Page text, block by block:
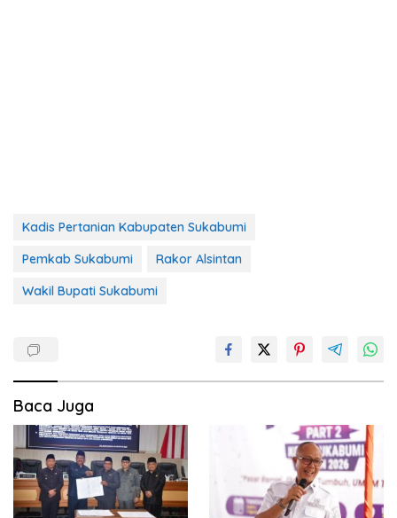
Kadis Pertanian Kabupaten Sukabumi
Pemkab Sukabumi
Rakor Alsintan
Wakil Bupati Sukabumi
Baca Juga